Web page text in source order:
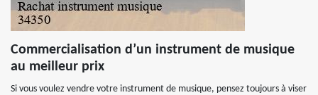
Commercialisation d’un instrument de musique
au meilleur prix
Si vous voulez vendre votre instrument de musique, pensez toujours à viser